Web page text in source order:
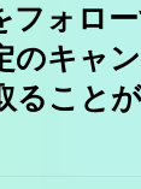
ォロ
のキャ
ること